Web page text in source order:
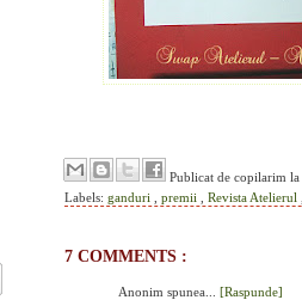
Publicat de copilarim la
Labels: ganduri premii Revista Atelierul
7 COMMENTS :
Anonim spunea... [Raspunde]